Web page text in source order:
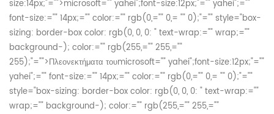
size:14px;"="">microsoft="" yahei";font-size:12px;"="" yahei";=""
font-size:="" 14px;="" color:="" rgb(0,="" 0,= "" 0);"="" style="box-
sizing: border-box color: rgb(0, 0, 0: " text-wrap:="" wrap;=""
background-); color:="" rgb(255,="" 255,=""
255);"="">Πλεονεκτήματα τουmicrosoft="" yahei";font-size:12px;"=""
yahei";="" font-size:="" 14px;="" color:="" rgb(0,="" 0,= "" 0);"=""
style="box-sizing: border-box color: rgb(0, 0, 0: " text-wrap:=""
wrap;="" background-); color:="" rgb(255,="" 255,=""